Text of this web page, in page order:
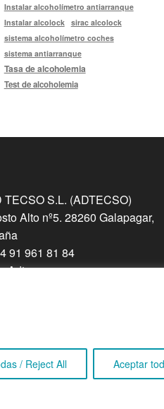
/ Reject All Aceptar
Instalar alcoholímetro antiarranque
Instalar alcolock
sirac alcolock
sistema alcoholímetro coches
sistema antiarranque
Tasa de alcoholemia
Test de alcoholemia
TECSO S.L. (ADTECSO)
Alto nº5. 28260 Galapagar,
91 961 81 84
Adtecso